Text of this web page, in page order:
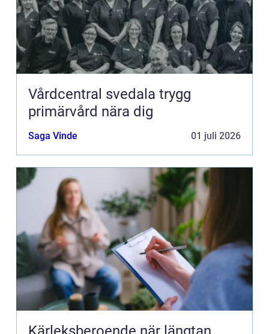
Vårdcentral svedala trygg
primärvård nära dig
Saga Vinde 01 juli 2026